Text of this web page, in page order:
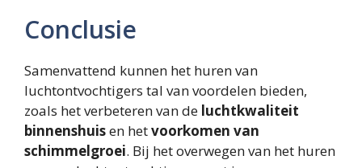
Conclusie
Samenvattend kunnen het huren van
luchtontvochtigers tal van voordelen bieden,
zoals het verbeteren van de luchtkwaliteit
binnenshuisen hetvoorkomen van
schimmelgroei. Bij het overwegen van het huren